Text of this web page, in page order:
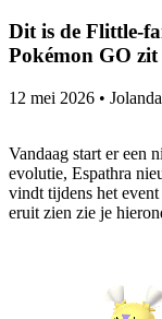
Dit is de Flittle-
Pokémon GO zit
12 mei 2026 •
Vandaag start er een
evolutie, Espathra
vindt tijdens het
eruit zien zie je